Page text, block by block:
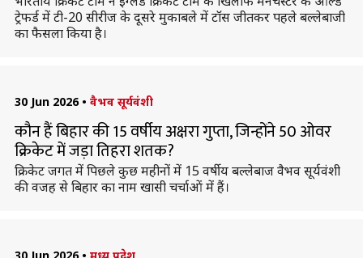
ट्रेफर्ड में टी-20 सीरीज के दूसरे मुकाबले में टॉस जीतकर पहले बल्लेबाजी
का फैसला किया है।
30 Jun 2026 • वैभव सूर्यवंशी
कौन हैं बिहार की 15 वर्षीय अक्षरा गुप्ता, जिन्होंने 50 ओवर
क्रिकेट में जड़ा तिहरा शतक?
क्रिकेट जगत में पिछले कुछ महीनों में 15 वर्षीय बल्लेबाज वैभव सूर्यवंशी
की वजह से बिहार का नाम खासी चर्चाओं में हैं।